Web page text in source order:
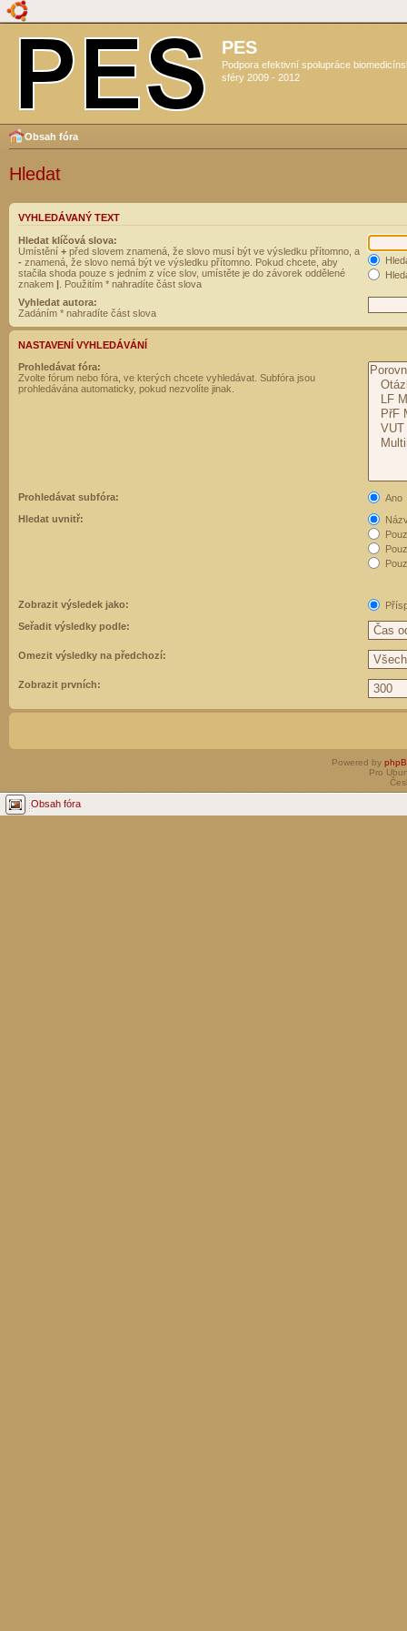
PES
Podpora efektivní spolupráce
sféry 2009 - 2012
Obsah fóra
Hledat
VYHLEDÁVANÝ TEXT
Hledat klíčová slova:
Umístění + před slovem znamená, že slovo musí být ve výsledku přítomno, a
- znamená, že slovo nemá být ve výsledku přítomno. Pokud chcete, aby
stačila shoda pouze s jedním z více slov, umístěte je do závorek oddělené
znakem | . Použitím * nahradíte část slova
Vyhledat autora:
Zadáním * nahradíte část slova
NASTAVENÍ VYHLEDÁVÁNÍ
Prohledávat fóra:
Zvolte fórum nebo fóra, ve kterých chcete vyhledávat. Subfóra jsou
prohledávána automaticky, pokud nezvolíte jinak.
Prohledávat subfóra:
Ano
Hledat uvnitř:
Zobrazit výsledek jako:
Seřadit výsledky podle:
Omezit výsledky na předchozí:
Zobrazit prvních:
Powered by
Pro
Obsah fóra